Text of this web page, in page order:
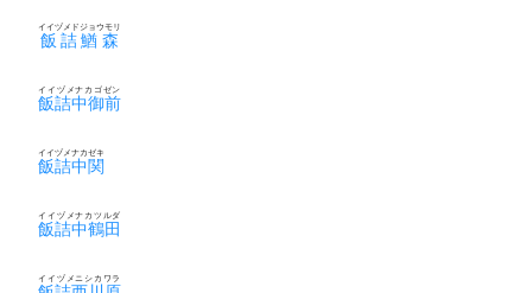
飯詰鰌森
イイヅメドジョウモリ
飯詰中御前
イイヅメナカゴゼン
飯詰中関
イイヅメナカゼキ
飯詰中鶴田
イイヅメナカツルダ
イイヅメニシカワラ